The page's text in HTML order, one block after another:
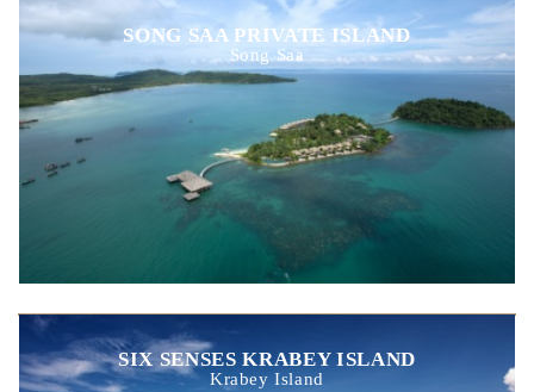
SONG SAA PRIVATE ISLAND
Song Saa
SIX SENSES KRABEY ISLAND
Krabey Island